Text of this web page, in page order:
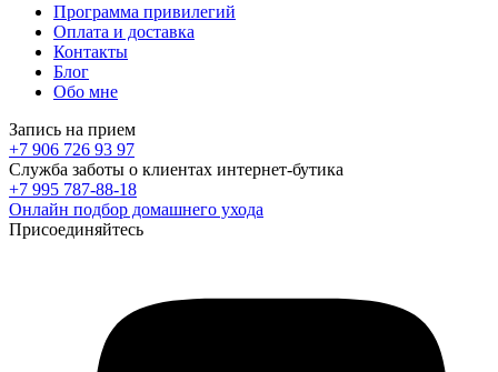
Программа привилегий
Оплата и доставка
Контакты
Блог
Обо мне
Запись на прием
+7 906 726 93 97
Служба заботы о клиентах интернет-бутика
+7 995 787-88-18
Онлайн подбор домашнего ухода
Присоединяйтесь